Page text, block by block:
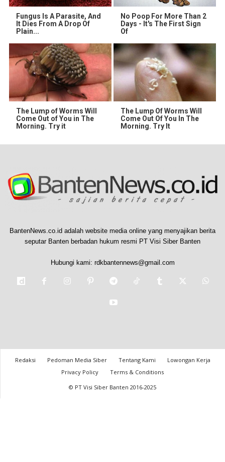
Fungus Is A Parasite, And
It Dies From A Drop Of
Plain...
No Poop For More Than 2
Days - It's The First Sign
Of
The Lump of Worms Will
Come Out of You in The
Morning. Try it
The Lump Of Worms Will
Come Out Of You In The
Morning. Try It
BantenNews.co.id adalah website media online yang menyajikan berita
seputar Banten berbadan hukum resmi PT Visi Siber Banten
Hubungi kami: rdkbantennews@gmail.com
Redaksi Pedoman Media Siber Tentang Kami
Lowongan Kerja
Privacy Policy
Terms & Conditions
© PT Visi Siber Banten 2016-2025